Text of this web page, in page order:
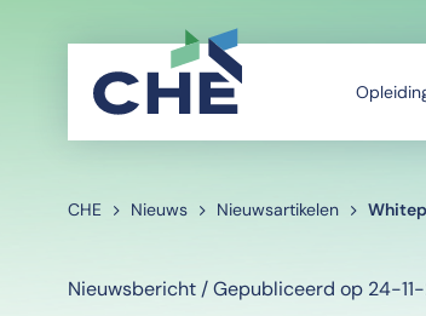
CHE Nieuws Nieuwsartikelen
Nieuwsbericht / Gepubliceerd op 24-